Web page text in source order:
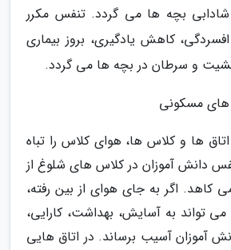
شادابی بچه ها می گردد. تنفس مکرر
کاهش یادگیری، بروز بیماری
و سرطان در بچه ها می گردد.
های مسکونی
ها و کلاس ها، هوای کلاس را تباه
دانش آموزان در کلاس های شلوغ از
کاهد. اگر به جای هوای از بین رفته،
تواند به آسایش، بهداشت، کارایی،
آموزان آسیب برساند. در اتاق هایی